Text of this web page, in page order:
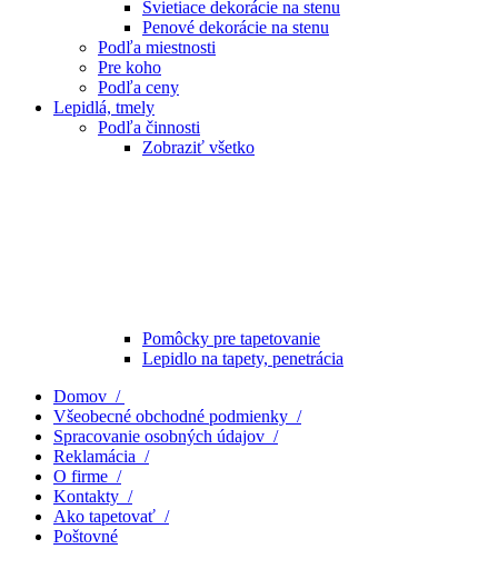
Svietiace dekorácie na stenu
Penové dekorácie na stenu
Podľa miestnosti
Pre koho
Podľa ceny
Lepidlá, tmely
Podľa činnosti
Zobraziť všetko
Pomôcky pre tapetovanie
Lepidlo na tapety, penetrácia
Domov /
Všeobecné obchodné podmienky /
Spracovanie osobných údajov /
Reklamácia /
O firme /
Kontakty /
Ako tapetovať /
Poštovné